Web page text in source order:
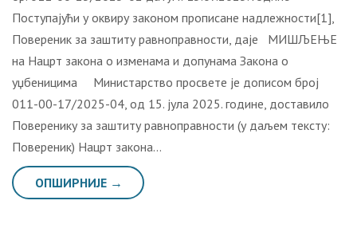
Поступајући у оквиру законом прописане надлежности[1],
Повереник за заштиту равноправности, даје МИШЉЕЊЕ
на Нацрт закона о изменама и допунама Закона о
уџбеницима Министарство просвете је дописом број
011-00-17/2025-04, од 15. јула 2025. године, доставило
Поверенику за заштиту равноправности (у даљем тексту:
Повереник) Нацрт закона…
ОПШИРНИЈЕ →